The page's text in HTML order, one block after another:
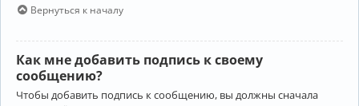
Вернуться к началу
Как мне добавить подпись к своему
сообщению?
Чтобы добавить подпись к сообщению, вы должны сначала